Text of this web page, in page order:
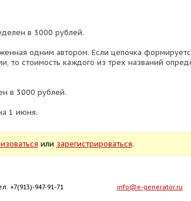
в 3000 рублей.
одним автором. Если цепочка
то стоимость каждого из трех названий
в 3000 рублей.
1 июня.
или зарегистрироваться.
+7(913)-947-91-71 info@e-generator.ru